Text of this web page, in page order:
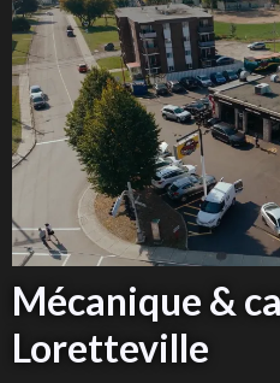
Mécanique &
Loretteville